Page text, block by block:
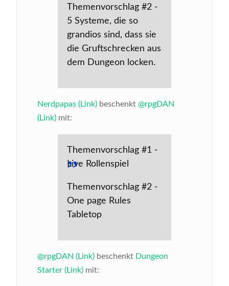
Themenvorschlag #2 -
5 Systeme, die so
grandios sind, dass sie
die Gruftschrecken aus
dem Dungeon locken.
Nerdpapas (Link) beschenkt @rpgDAN
(Link) mit:
Themenvorschlag #1 -
Live Rollenspiel
Themenvorschlag #2 -
One page Rules
Tabletop
@rpgDAN (Link) beschenkt Dungeon
Starter (Link) mit: